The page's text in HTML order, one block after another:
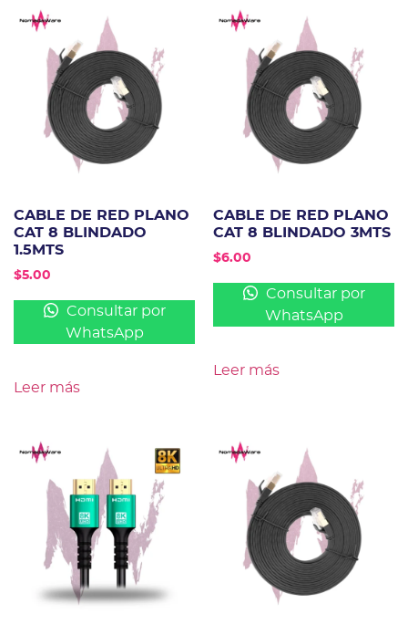
CABLE DE RED PLANO
CAT 8 BLINDADO
1.5MTS
$5.00
Consultar por
WhatsApp
Leer más
CABLE DE RED PLANO
CAT 8 BLINDADO 3MTS
$6.00
Consultar por
WhatsApp
Leer más